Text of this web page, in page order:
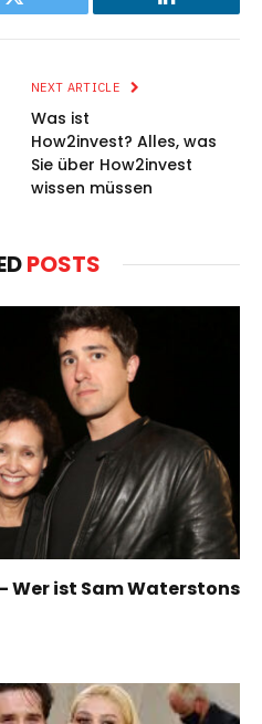
Twitter LinkedIn
NEXT ARTICLE
Was ist
How2invest? Alles, was
Sie über How2invest
wissen müssen
POSTS
Wer ist Sam Waterstons